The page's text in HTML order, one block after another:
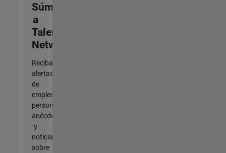
Súmese
a
Talent
Network
Reciba
alertas
de
empleo
personalizadas,
anécdotas
y
noticias
sobre